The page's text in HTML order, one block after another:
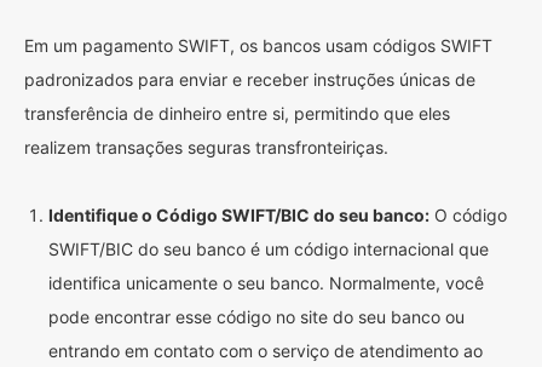
Em um pagamento SWIFT, os bancos usam códigos SWIFT
padronizados para enviar e receber instruções únicas de
transferência de dinheiro entre si, permitindo que eles
realizem transações seguras transfronteiriças.
Identifique o Código SWIFT/BIC do seu banco: O código
SWIFT/BIC do seu banco é um código internacional que
identifica unicamente o seu banco. Normalmente, você
pode encontrar esse código no site do seu banco ou
entrando em contato com o serviço de atendimento ao